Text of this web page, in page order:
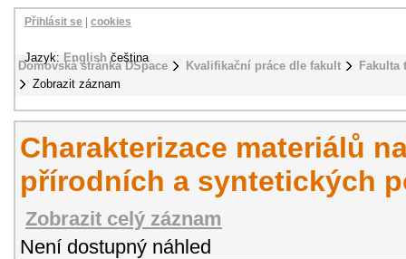
Domovská stránka DSpace Kvalifikační práce dle fakult
Fakulta
Zobrazit záznam
Přihlásit se cookies
Jazyk: English čeština
Charakterizace materiálů
přírodních a syntetických
Zobrazit celý záznam
Není dostupný náhled